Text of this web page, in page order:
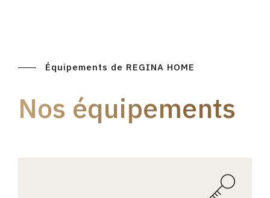
Équipements de REGINA HOME
Nos équipements